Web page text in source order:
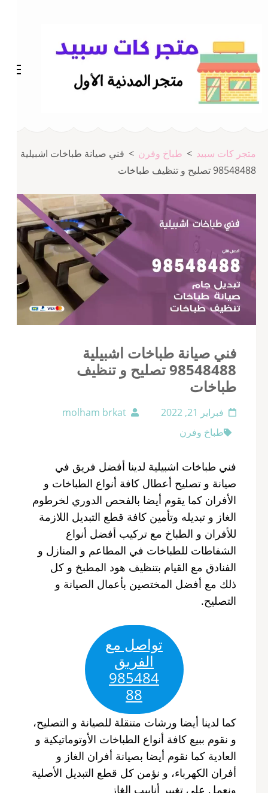
المحتوى
(اضغط
Enter)
متجر كات سبيد > طباخ وفرن > فني صيانة طباخات اشبيلية
98548488 تصليح و تنظيف طباخات
فني صيانة طباخات اشبيلية
98548488 تصليح و تنظيف
طباخات
فبراير 21, 2022
molham brkat
طباخ وفرن
فني طباخات اشبيلية لدينا أفضل فريق في
صيانة و تصليح أعطال كافة أنواع الطباخات و
الأفران كما يقوم أيضا بالفحص الدوري لخرطوم
الغاز و تبديله وتأمين كافة قطع التبديل اللازمة
للأفران و الطباخ مع تركيب أفضل أنواع
الشفاطات للطباخات في المطاعم و المنازل و
الفنادق مع القيام بتنظيف هود المطبخ و كل
ذلك مع أفضل المختصين بأعمال الصيانة و
التصليح.
تواصل مع
الفريق
985484
88
كما لدينا أيضا ورشات متنقلة للصيانة و التصليح،
و نقوم ببيع كافة أنواع الطباخات الأوتوماتيكية و
العادية كما نقوم أيضا بصيانة أفران الغاز و
أفران الكهرباء، و نؤمن كل قطع التبديل الأصلية
ونعمل على تغيير أنابيب الغاز